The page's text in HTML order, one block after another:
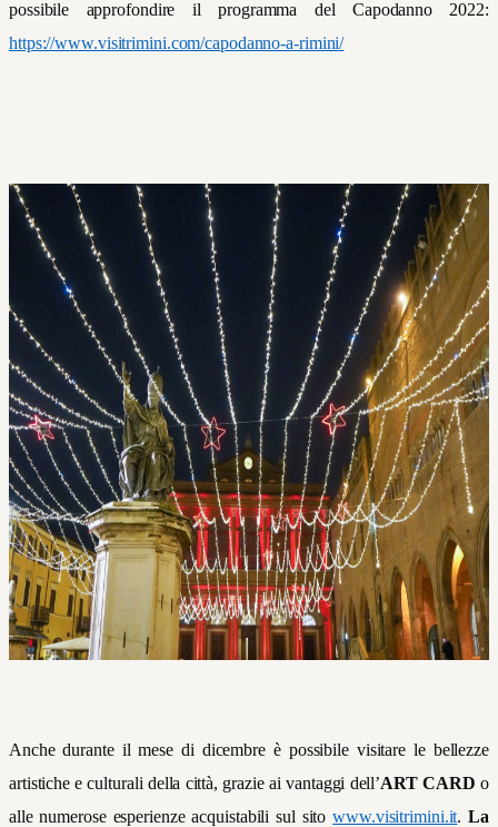
possibile approfondire il programma del Capodanno 2022:
https://www.visitrimini.com/capodanno-a-rimini/
Anche durante il mese di dicembre è possibile visitare le bellezze
artistiche e culturali della città, grazie ai vantaggi dell’ART CARDo
alle numerose esperienze acquistabili sul sitowww.visitrimini.it.La